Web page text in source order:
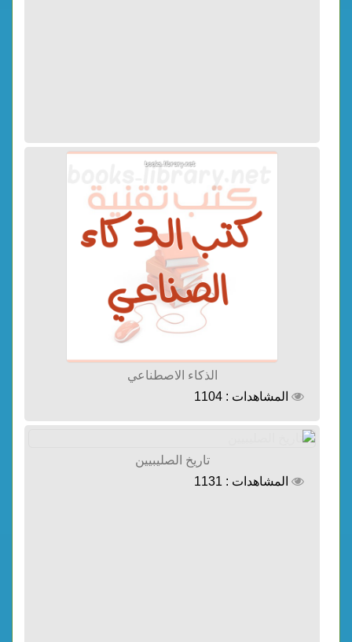
الذكاء الاصطناعي
المشاهدات : 1104
تاريخ الصليبيين
المشاهدات : 1131